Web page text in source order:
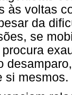
às voltas
da
se
si mesmos.